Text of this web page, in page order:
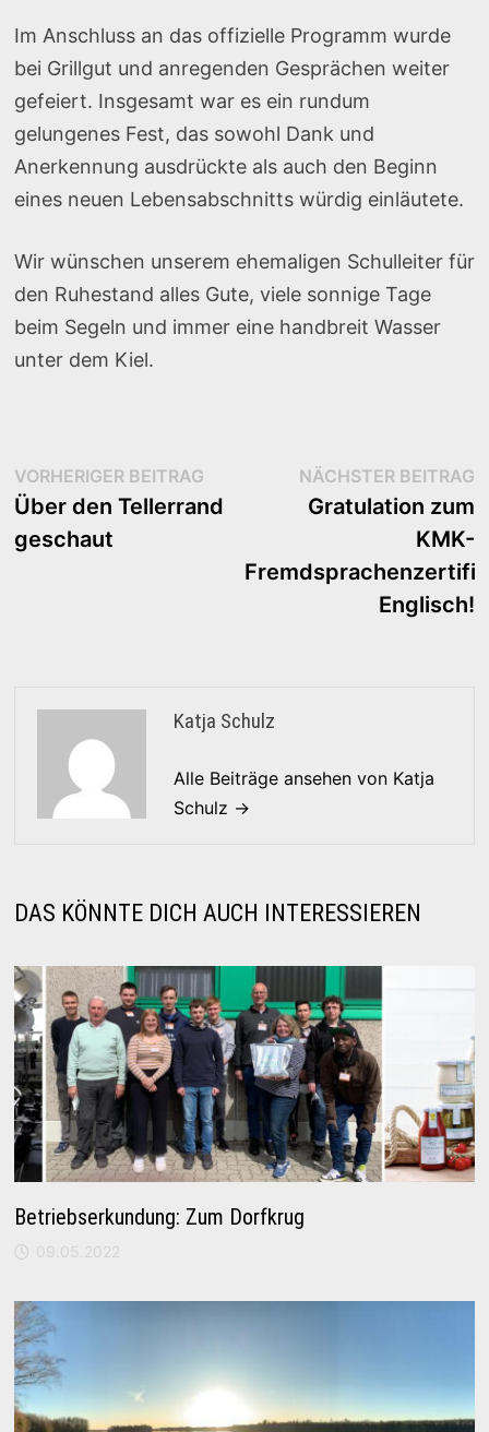
Im Anschluss an das offizielle Programm wurde
bei Grillgut und anregenden Gesprächen weiter
gefeiert. Insgesamt war es ein rundum
gelungenes Fest, das sowohl Dank und
Anerkennung ausdrückte als auch den Beginn
eines neuen Lebensabschnitts würdig einläutete.
Wir wünschen unserem ehemaligen Schulleiter für
den Ruhestand alles Gute, viele sonnige Tage
beim Segeln und immer eine handbreit Wasser
unter dem Kiel.
Beitragsnavigation
VORHERIGER BEITRAGVorheriger
Beitrag:
Über den Tellerrand
geschaut
NÄCHSTER BEITRAG
Gratulation zum
KMK-
Englisch!
Katja Schulz
Alle Beiträge ansehen von Katja
Schulz →
DAS KÖNNTE DICH AUCH INTERESSIEREN
Betriebserkundung: Zum Dorfkrug
09.05.2022